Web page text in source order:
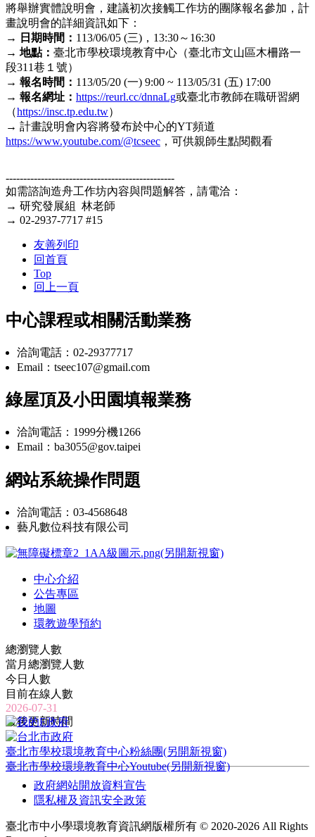
將舉辦實體說明會，建議初次接觸工作坊的團隊報名參加，計
畫說明會的詳細資訊如下：
→ 日期時間： 113/06/05 (三)，13:30～16:30
→ 地點： 臺北市學校環境教育中心（臺北市文山區木柵路一
段311巷１號）
→ 報名時間： 113/05/20 (一) 9:00 ~ 113/05/31 (五) 17:00
→ 報名網址： https://reurl.cc/dnnaLg或臺北市教師在職研習網
（https://insc.tp.edu.tw）
→ 計畫說明會內容將發布於中心的YT頻道
https://www.youtube.com/@tcseec ，可供親師生點閱觀看
------------------------------------------------
如需諮詢造舟工作坊內容與問題解答，請電洽：
→ 研究發展組 林老師
→ 02-2937-7717 #15
友善列印
回首頁
Top
回上一頁
中心課程或相關活動業務
洽詢電話：02-29377717
Email：tseec107@gmail.com
綠屋頂及小田園填報業務
洽詢電話：1999分機1266
Email：ba3055@gov.taipei
網站系統操作問題
洽詢電話：03-4568648
藝凡數位科技有限公司
中心介紹
公告專區
地圖
環教遊學預約
總瀏覽人數
當月總瀏覽人數
今日人數
目前在線人數
2026-07-31
最後更新時間
臺北市學校環境教育中心粉絲團(另開新視窗)
臺北市學校環境教育中心Youtube(另開新視窗)
政府網站開放資料宣告
隱私權及資訊安全政策
臺北市中小學環境教育資訊網版權所有 © 2020-2026 All Rights